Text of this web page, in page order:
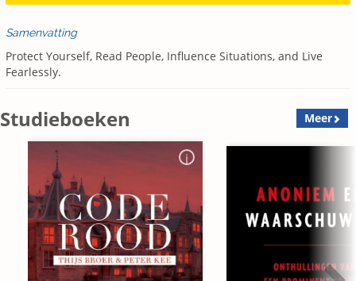
Samenvatting
Protect Yourself, Read People, Influence Situations, and Live
Fearlessly.
Studieboeken Meer